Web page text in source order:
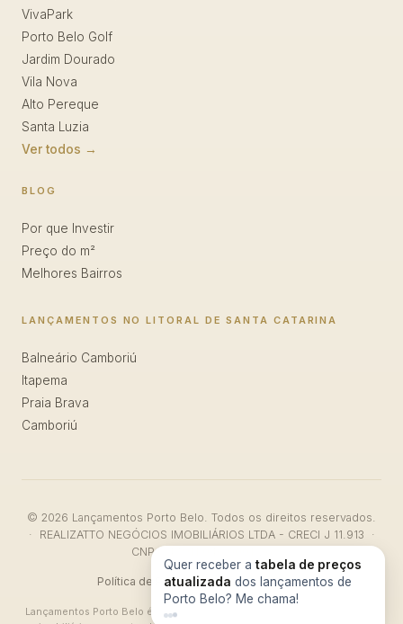
VivaPark
Porto Belo Golf
Jardim Dourado
Vila Nova
Alto Pereque
Santa Luzia
Ver todos →
BLOG
Por que Investir
Preço do m²
Melhores Bairros
LANÇAMENTOS NO LITORAL DE SANTA CATARINA
Balneário Camboriú
Itapema
Praia Brava
Camboriú
© 2026 Lançamentos Porto Belo. Todos os direitos reservados.
· REALIZATTO NEGÓCIOS IMOBILIÁRIOS LTDA - CRECI J 11.913 ·
CNPJ: 47.911.046/0001-26
Política de Privacidade· Termos de Uso
Lançamentos Porto Belo é um portal de divulgação de empreendimentos
Quer receber a tabela de preços
atualizada dos lançamentos de
Porto Belo? Me chama!